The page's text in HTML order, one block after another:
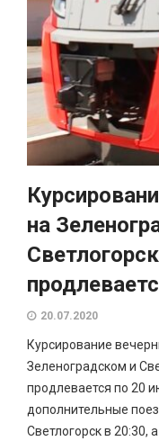
на
20.07.2020
Курсирование
Зеленоградском и
продлевается по 20
дополнительные
Светлогорск в 20:30,